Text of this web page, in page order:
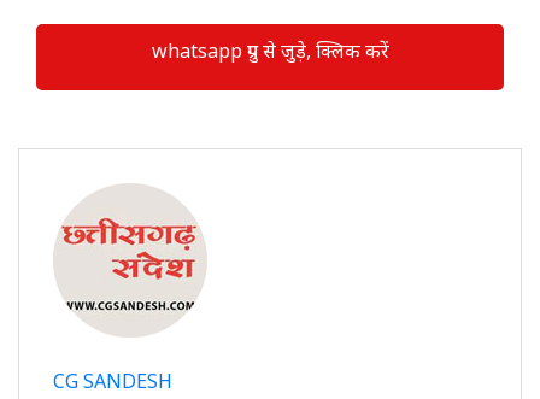
whatsapp ग्रुप से जुड़े, क्लिक करें
CG SANDESH